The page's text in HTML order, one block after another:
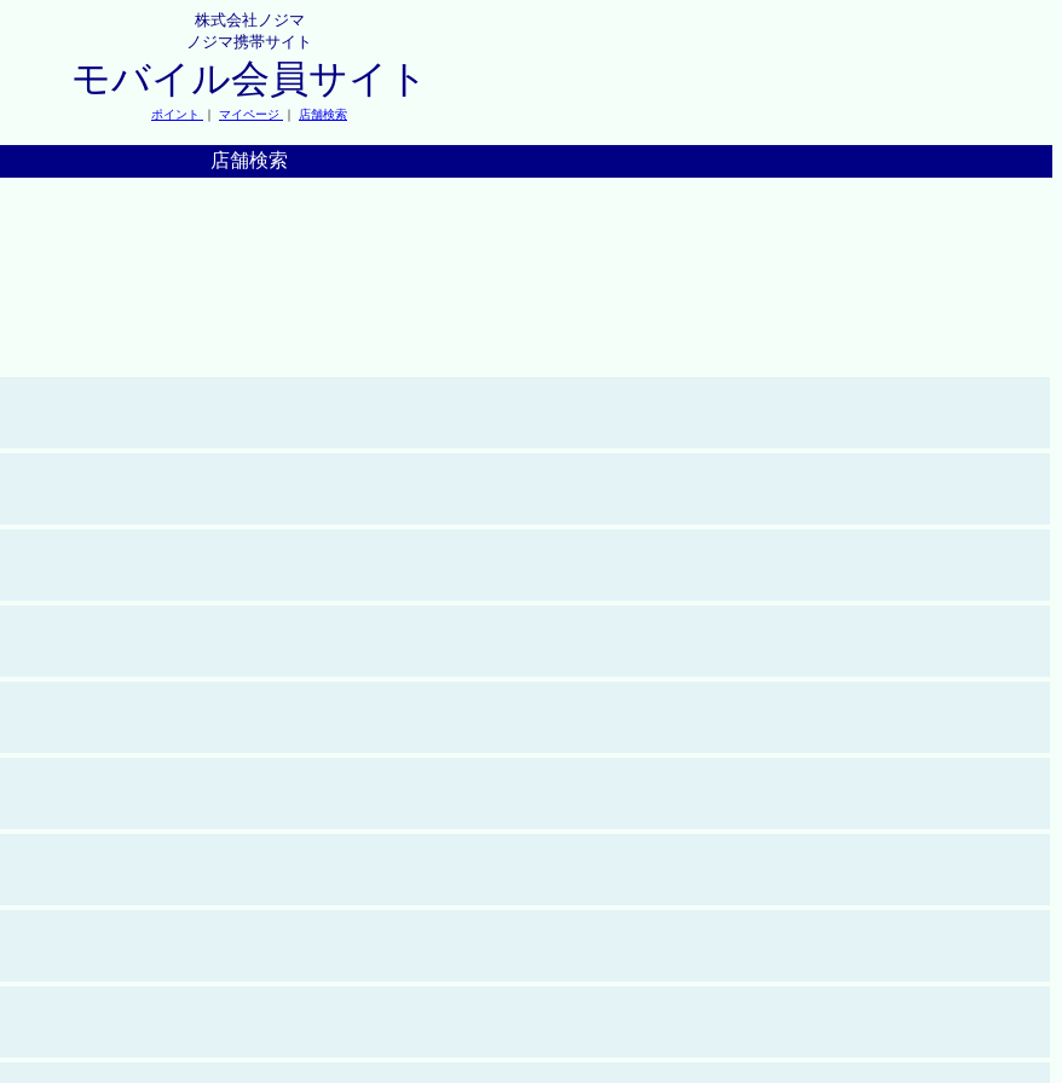
株式会社ノジマ
ノジマ携帯サイト
モバイル会員サイト
ポイント ｜ マイページ ｜ 店舗検索
店舗検索